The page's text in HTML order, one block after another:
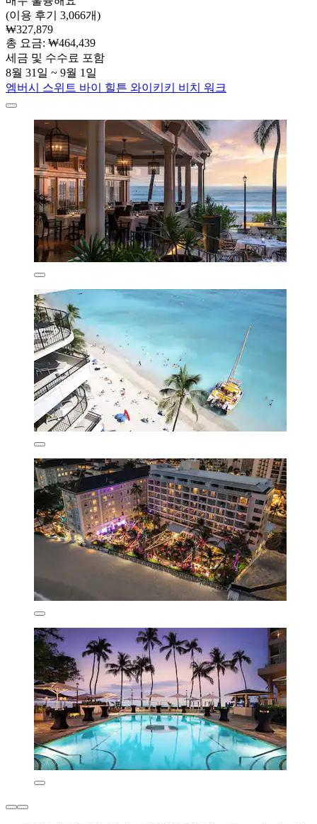
(이용 후기 3,066개)
₩327,879
총 요금: ₩464,439
세금 및 수수료 포함
8월 31일 ~ 9월 1일
엠버시 스위트 바이 힐튼 와이키키 비치 워크